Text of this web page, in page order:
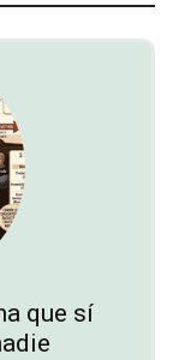
que sí